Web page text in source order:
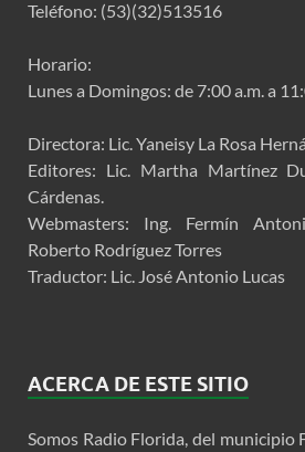
Teléfono: (53)(32)513516
Horario:
Lunes a Domingos: de 7:00 a.m. a
Directora: Lic. Yaneisy La Rosa
Editores: Lic. Martha Martínez
Cárdenas.
Webmasters: Ing. Fermín
Roberto Rodríguez Torres
Traductor: Lic. José Antonio Lucas
ACERCA DE ESTE SITIO
Somos Radio Florida, del municipio